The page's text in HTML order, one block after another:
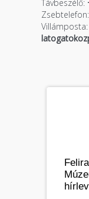
Távbeszélő:
Zsebtelefon:
Villámposta: